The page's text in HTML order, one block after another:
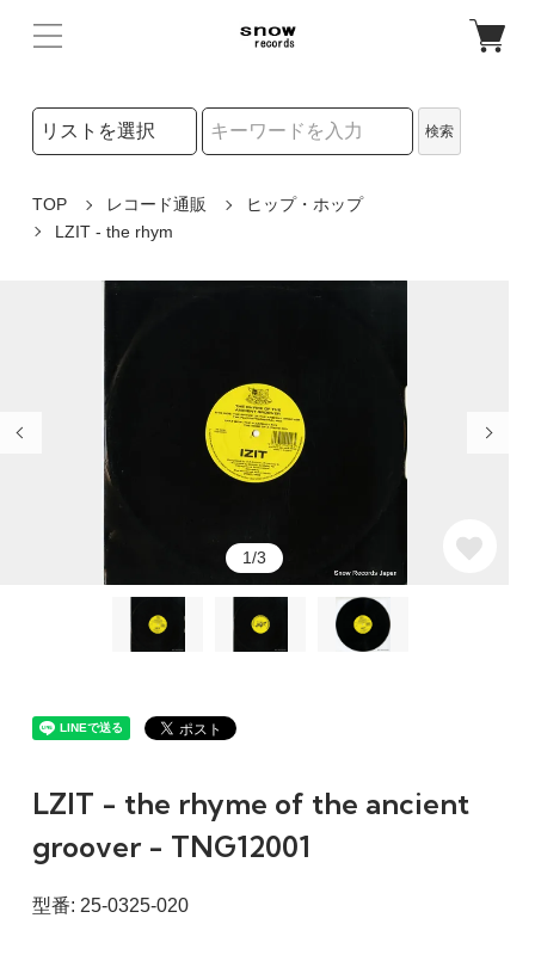
検索リストの選択
検索
TOP レコード通販
ヒップ・ホップ
LZIT - the rhym
1/3
LZIT - the rhyme of the ancient
groover - TNG12001
型番: 25-0325-020